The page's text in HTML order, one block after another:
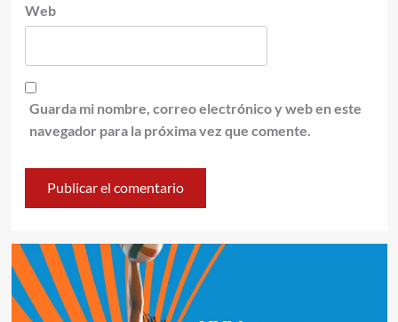
Web
Guarda mi nombre, correo electrónico y web en este
navegador para la próxima vez que comente.